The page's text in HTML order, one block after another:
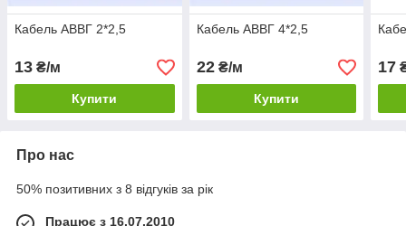
Кабель АВВГ 2*2,5
13 ₴/м
Купити
Кабель АВВГ 4*2,5
22₴/м
Купити
17
Про нас
50% позитивних з 8 відгуків за рік
Працює з 16.07.2010